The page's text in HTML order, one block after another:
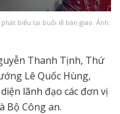
biểu tại buổi lễ bàn giao. Ảnh:
Thanh Tịnh, Thứ
Lê Quốc Hùng,
lãnh đạo các đơn vị
Bộ Công an.